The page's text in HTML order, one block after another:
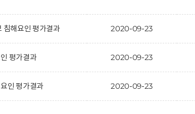
침해요인 평가결과 2020-09-23
평가결과 2020-09-23
인 평가결과 2020-09-23